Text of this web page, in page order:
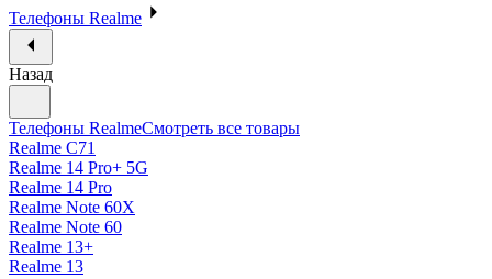
Телефоны Realme
Назад
Телефоны RealmeСмотреть все товары
Realme C71
Realme 14 Pro+ 5G
Realme 14 Pro
Realme Note 60X
Realme Note 60
Realme 13+
Realme 13